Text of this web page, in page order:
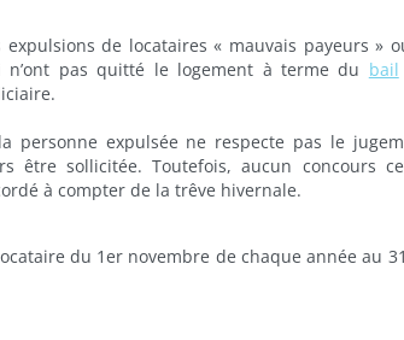
expulsions de locataires « mauvais payeurs »
n’ont pas quitté le logement à terme du bail
personne expulsée ne respecte pas le
être sollicitée. Toutefois, aucun concours
à compter de la trêve hivernale.
du 1er novembre de chaque année au